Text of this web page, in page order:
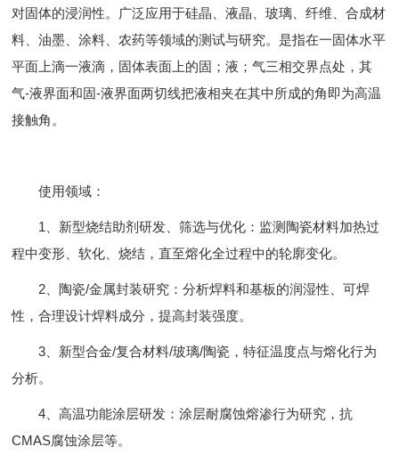
对固体的浸润性。广泛应用于硅晶、液晶、玻璃、纤维、合成材
料、油墨、涂料、农药等领域的测试与研究。是指在一固体水平
平面上滴一液滴，固体表面上的固；液；气三相交界点处，其
气-液界面和固-液界面两切线把液相夹在其中所成的角即为高温
接触角。
使用领域：
1、新型烧结助剂研发、筛选与优化：监测陶瓷材料加热过
程中变形、软化、烧结，直至熔化全过程中的轮廓变化。
2、陶瓷/金属封装研究：分析焊料和基板的润湿性、可焊
性，合理设计焊料成分，提高封装强度。
3、新型合金/复合材料/玻璃/陶瓷，特征温度点与熔化行为
分析。
4、高温功能涂层研发：涂层耐腐蚀熔渗行为研究，抗
CMAS腐蚀涂层等。